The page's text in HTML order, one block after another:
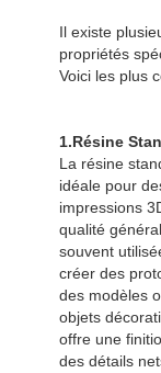
Il existe
propriétés
Voici les plus
1.Résine
La résine
idéale pour
impressions
qualité
souvent
créer des
des modèles
objets
offre une
des détails